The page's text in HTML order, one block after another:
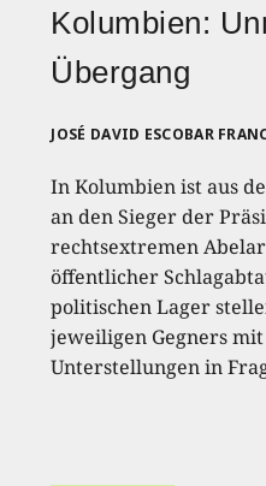
Kolumbien:
Übergang
JOSÉ DAVID ESCOBAR
In Kolumbien ist aus
an den Sieger der
rechtsextremen
öffentlicher
politischen Lager
jeweiligen Gegners
Unterstellungen in